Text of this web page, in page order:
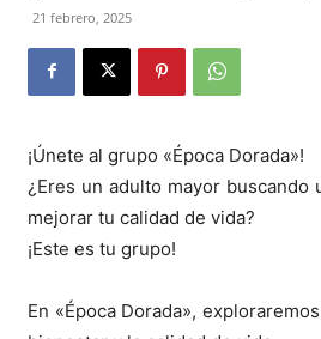
21 febrero, 2025
¡Únete al grupo «Época Dorada»!
¿Eres un adulto mayor
mejorar tu calidad de vida?
¡Este es tu grupo!
En «Época Dorada»,